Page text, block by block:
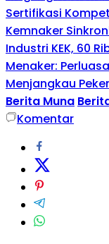
Sertifikasi
Kemnaker
Industri KEK, 60
Menaker:
Menjangkau
Berita Muna
Komentar